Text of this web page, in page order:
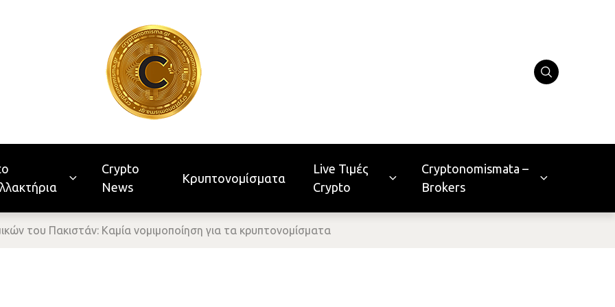
Crypto
News
Κρυπτονομίσματα
Live Τιμές
Crypto
Cryptonomismata –
Brokers
του Πακιστάν: Καμία νομιμοποίηση για τα κρυπτονομίσματα